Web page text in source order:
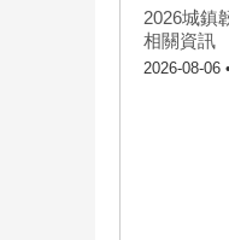
2026城鎮
相關資訊
2026-08-06 •